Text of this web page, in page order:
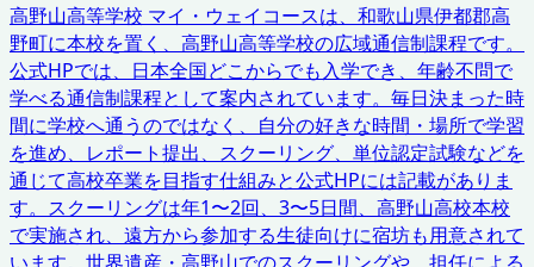
高野山高等学校 マイ・ウェイコースは、和歌山県伊都郡高
野町に本校を置く、高野山高等学校の広域通信制課程です。
公式HPでは、日本全国どこからでも入学でき、年齢不問で
学べる通信制課程として案内されています。毎日決まった時
間に学校へ通うのではなく、自分の好きな時間・場所で学習
を進め、レポート提出、スクーリング、単位認定試験などを
通じて高校卒業を目指す仕組みと公式HPには記載がありま
す。スクーリングは年1〜2回、3〜5日間、高野山高校本校
で実施され、遠方から参加する生徒向けに宿坊も用意されて
います。世界遺産・高野山でのスクーリングや、担任による